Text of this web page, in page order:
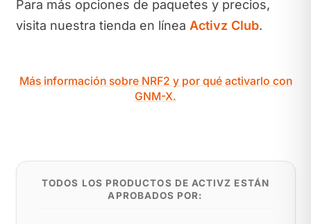
Para más opciones de paquetes y precios,
visita nuestra tienda en línea Activz Club.
Más información sobre NRF2 y por qué activarlo con
GNM-X.
TODOS LOS PRODUCTOS DE ACTIVZ ESTÁN
APROBADOS POR: